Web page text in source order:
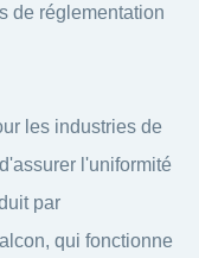
de réglementation
les industries de
l'uniformité
par
qui fonctionne